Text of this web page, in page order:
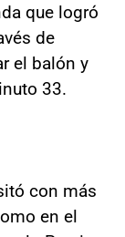
que logró
de
el balón y
33.
con más
en el